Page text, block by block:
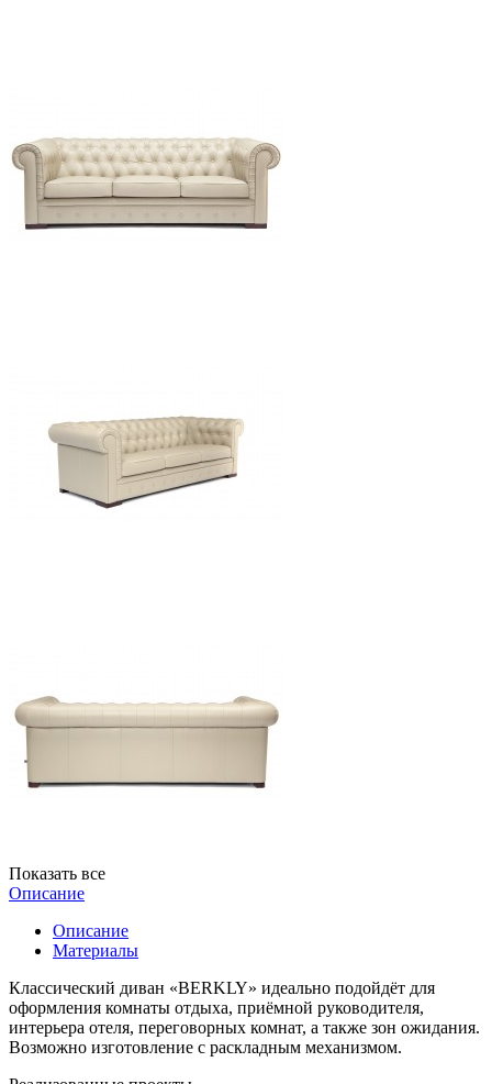
Показать все
Описание
Описание
Материалы
Классический диван «BERKLY» идеально подойдёт для
оформления комнаты отдыха, приёмной руководителя,
интерьера отеля, переговорных комнат, а также зон ожидания.
Возможно изготовление с раскладным механизмом.